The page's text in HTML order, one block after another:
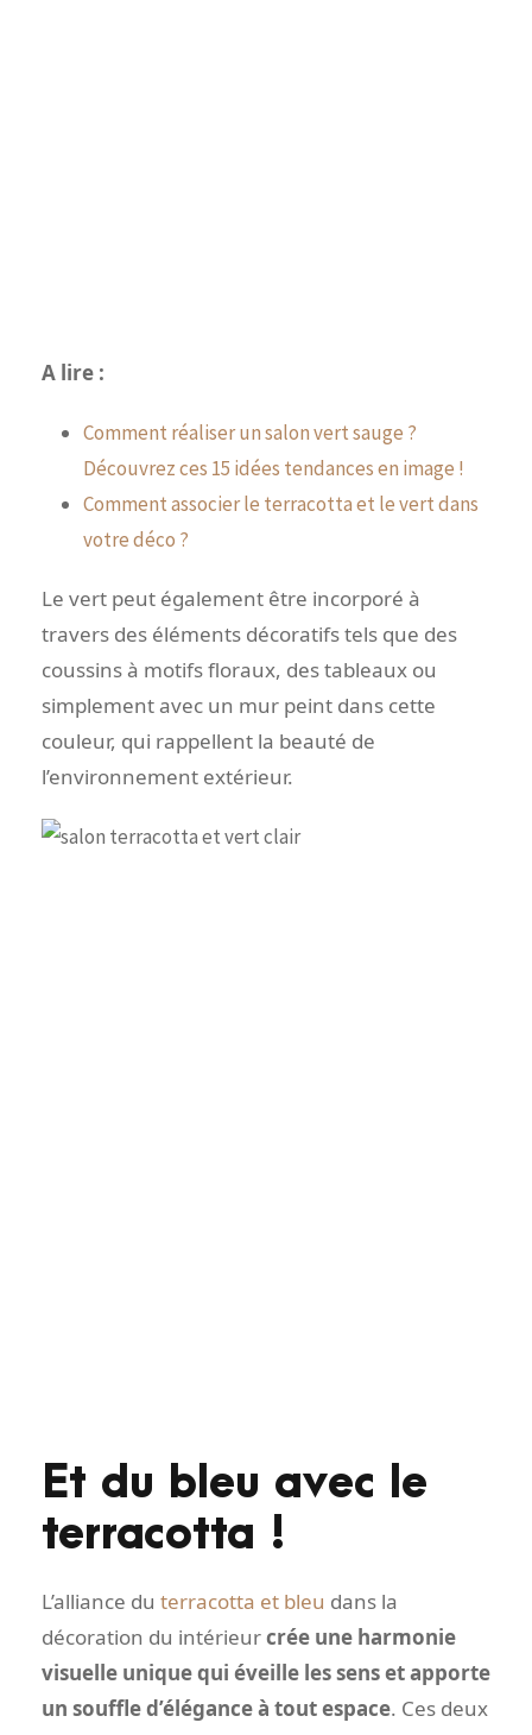
A lire :
Comment réaliser un salon vert sauge ?
Découvrez ces 15 idées tendances en image !
Comment associer le terracotta et le vert dans
votre déco ?
Le vert peut également être incorporé à
travers des éléments décoratifs tels que des
coussins à motifs floraux, des tableaux ou
simplement avec un mur peint dans cette
couleur, qui rappellent la beauté de
l’environnement extérieur.
Et du bleu avec le
terracotta !
L’alliance du terracotta et bleu dans la
décoration du intérieurcrée une harmonie
visuelle unique qui éveille les sens et apporte
un souffle d’élégance à tout espace. Ces deux